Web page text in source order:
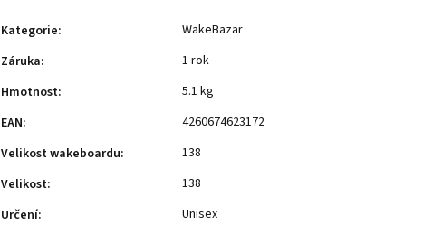
Kategorie:
WakeBazar
Záruka:
1 rok
Hmotnost:
5.1 kg
EAN:
4260674623172
Velikost wakeboardu:
138
Velikost:
138
Určení:
Unisex